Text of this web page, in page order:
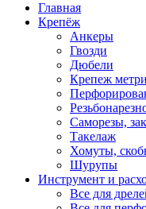
Главная
Крепёж
Анкеры
Гвозди
Дюбели
Крепеж
Саморезы,
Такелаж
Хомуты,
Шурупы
Инструмент и
Все для